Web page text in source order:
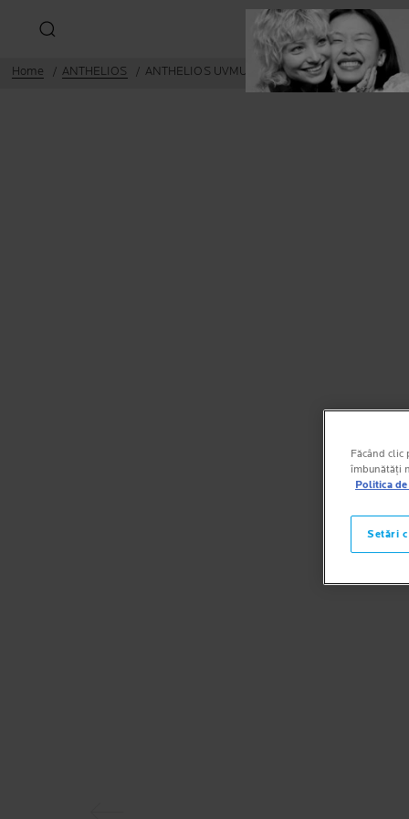
Home ANTHELIOS ANTHELIOS UVMUNE 400 CREMĂ HIDRATANTĂ
Făcând clic
îmbunătăți
Politica
Setări